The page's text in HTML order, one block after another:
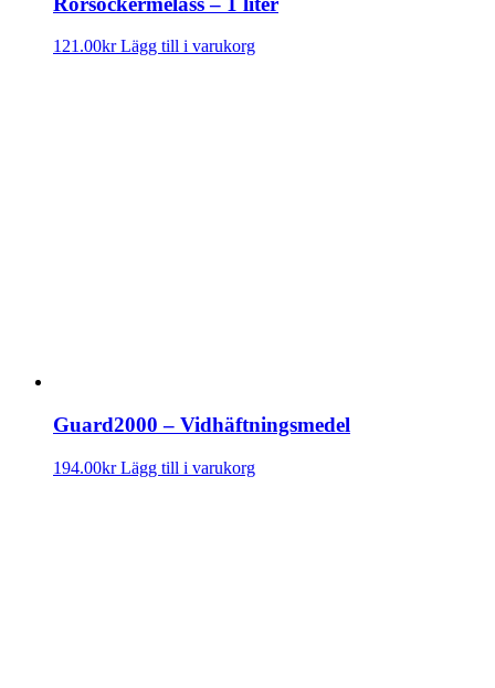
121.00kr Lägg till i varukorg
Guard2000 – Vidhäftningsmedel
194.00kr Lägg till i varukorg